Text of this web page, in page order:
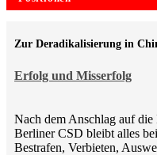
Erfolg und Misserfolg
Zur Deradikalisierung in
Nach dem Anschlag auf die
Berliner CSD bleibt alles
Bestrafen, Verbieten,